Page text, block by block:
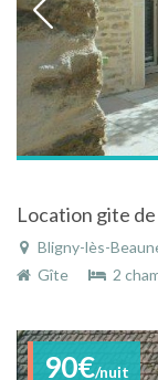
Location gite
Bligny-lès-Beaune (19
Gîte
2
90€/nuit